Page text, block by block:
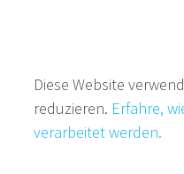
Diese Website
reduzieren. Erfahre,
verarbeitet werden.